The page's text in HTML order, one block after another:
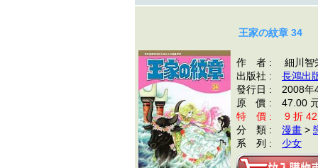
王家の紋章 34
作 者 : 細川智
出版社 : 長鴻出
發行日 : 2008年
原 價 : 47.00
特 價 : 9 折
分 類 : 漫畫 >
系 列 : 少女